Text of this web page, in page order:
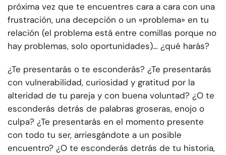
próxima vez que te encuentres cara a cara con una
frustración, una decepción o un «problema» en tu
relación (el problema está entre comillas porque no
hay problemas, solo oportunidades)… ¿qué harás?
¿Te presentarás o te esconderás? ¿Te presentarás
con vulnerabilidad, curiosidad y gratitud por la
alteridad de tu pareja y con buena voluntad? ¿O te
esconderás detrás de palabras groseras, enojo o
culpa? ¿Te presentarás en el momento presente
con todo tu ser, arriesgándote a un posible
encuentro? ¿O te esconderás detrás de tu historia,